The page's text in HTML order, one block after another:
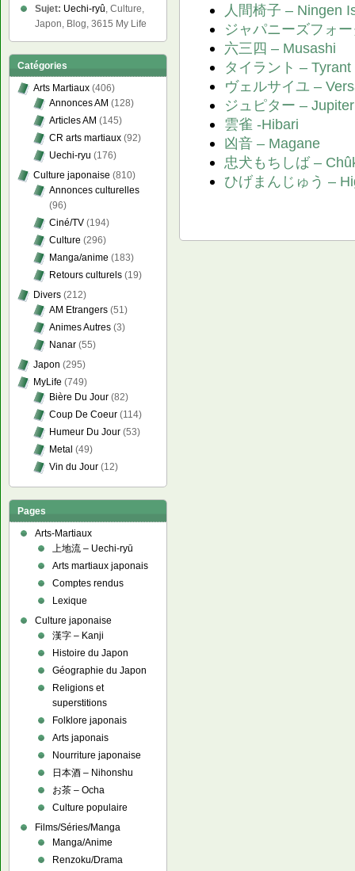
人間椅子 – Ningen
ジャパニーズフォ
六三四 – Musashi
タイラント – Tyrant
ヴェルサイユ –
ジュピター – Jupiter
雲雀 -Hibari
凶音 – Magane
忠犬もちしば –
ひげまんじゅう –
Sujet: Uechi-ryû, Culture,
Japon, Blog, 3615 My Life
Catégories
Arts Martiaux (406)
Annonces AM (128)
Articles AM (145)
CR arts martiaux (92)
Uechi-ryu (176)
Culture japonaise (810)
Annonces culturelles
(96)
Ciné/TV (194)
Culture (296)
Manga/anime (183)
Retours culturels (19)
Divers (212)
AM Etrangers (51)
Animes Autres (3)
Nanar (55)
Japon (295)
MyLife (749)
Bière Du Jour (82)
Coup De Coeur (114)
Humeur Du Jour (53)
Metal (49)
Vin du Jour (12)
Pages
Arts-Martiaux
上地流 – Uechi-ryū
Arts martiaux japonais
Comptes rendus
Lexique
Culture japonaise
漢字 – Kanji
Histoire du Japon
Géographie du Japon
Religions et
superstitions
Folklore japonais
Arts japonais
Nourriture japonaise
日本酒 – Nihonshu
お茶 – Ocha
Culture populaire
Films/Séries/Manga
Manga/Anime
Renzoku/Drama